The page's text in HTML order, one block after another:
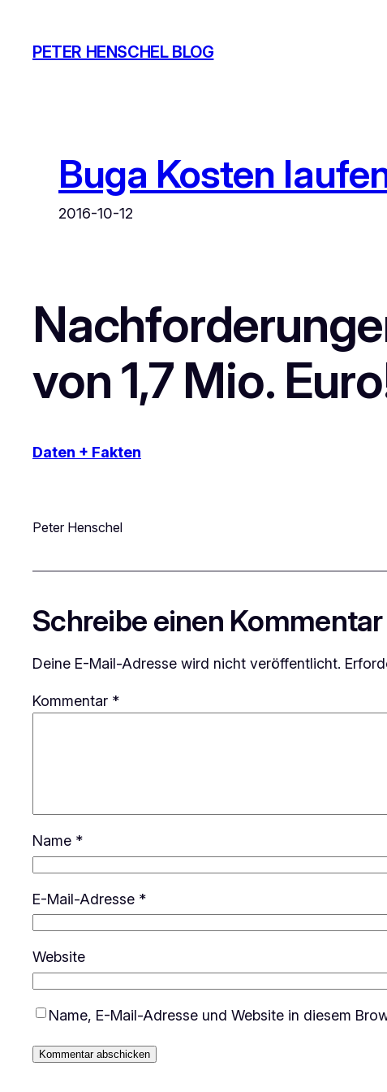
springen
PETER HENSCHEL BLOG
Buga Kosten
2016-10-12
von 1,7 Mio.
Daten + Fakten
Peter Henschel
Schreibe einen Kommentar
Deine E-Mail-Adresse wird nicht veröffentlicht.
Kommentar *
Name *
E-Mail-Adresse *
Website
Name, E-Mail-Adresse und Website in diesem